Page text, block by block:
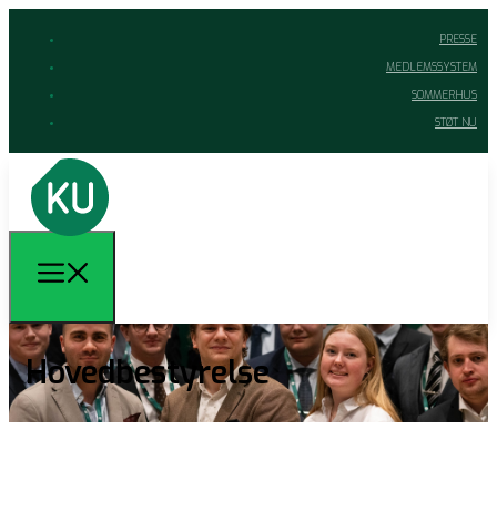
PRESSE
MEDLEMSSYSTEM
SOMMERHUS
STØT NU
Hovedbestyrelse